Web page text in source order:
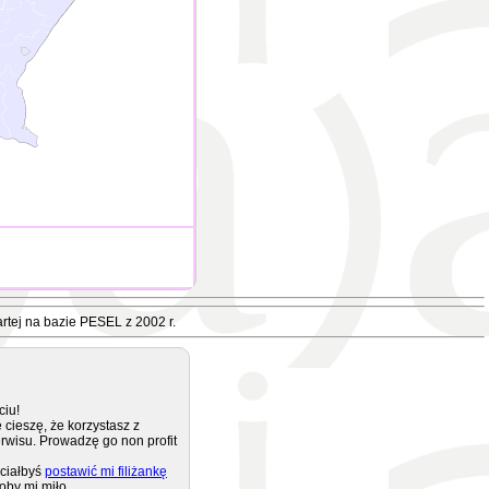
na bazie PESEL z 2002 r.
cieszę, że korzystasz z
Prowadzę go non profit
postawić mi filiżankę